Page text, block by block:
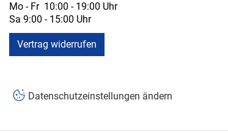
Mo - Fr 10:00 - 19:00 Uhr
Sa 9:00 - 15:00 Uhr
Vertrag widerrufen
Datenschutzeinstellungen ändern